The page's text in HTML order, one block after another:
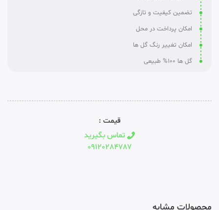
تضمین کیفیت و تازگی
امکان پرداخت در محل
امکان تغییر رنگ گل ها
گل ها 100% طبیعی
قیمت :
تماس بگیرید
09120284787
محصولات مشابه